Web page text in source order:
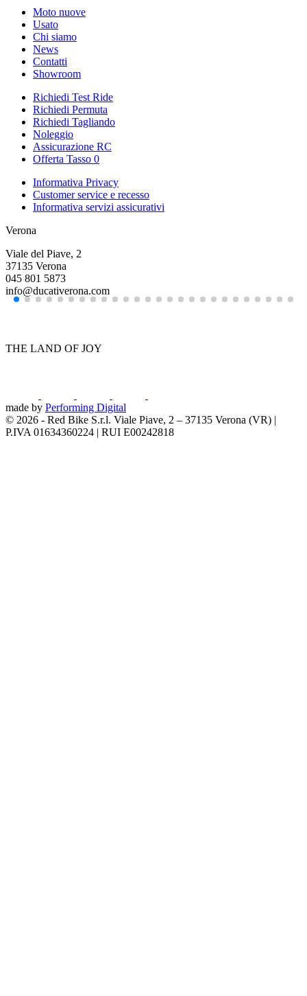
Moto nuove
Usato
Chi siamo
News
Contatti
Showroom
Richiedi Test Ride
Richiedi Permuta
Richiedi Tagliando
Noleggio
Assicurazione RC
Offerta Tasso 0
Informativa Privacy
Customer service e recesso
Informativa servizi assicurativi
Verona
Viale del Piave, 2
37135 Verona
045 801 5873
info@ducativerona.com
THE LAND OF JOY
made by Performing Digital
© 2026 - Red Bike S.r.l. Viale Piave, 2 – 37135 Verona (VR) |
P.IVA 01634360224 | RUI E00242818